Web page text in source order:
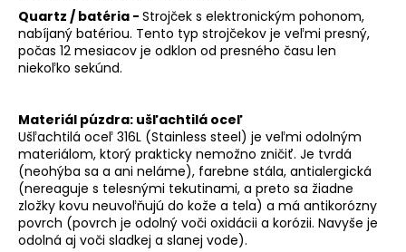
Quartz / batéria - Strojček s elektronickým pohonom,
nabíjaný batériou. Tento typ strojčekov je veľmi presný,
počas 12 mesiacov je odklon od presného času len
niekoľko sekúnd.
Materiál púzdra: ušľachtilá oceľ
Ušľachtilá oceľ 316L (Stainless steel) je veľmi odolným
materiálom, ktorý prakticky nemožno zničiť. Je tvrdá
(neohýba sa a ani neláme), farebne stála, antialergická
(nereaguje s telesnými tekutinami, a preto sa žiadne
zložky kovu neuvoľňujú do kože a tela) a má antikorózny
povrch (povrch je odolný voči oxidácii a korózii. Navyše je
odolná aj voči sladkej a slanej vode).